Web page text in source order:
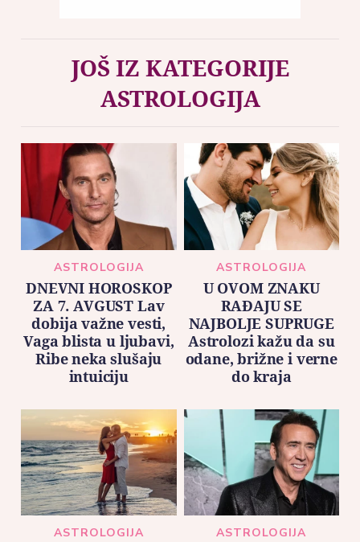
JOŠ IZ KATEGORIJE
ASTROLOGIJA
ASTROLOGIJA
DNEVNI HOROSKOP
ZA 7. AVGUST Lav
dobija važne vesti,
Vaga blista u ljubavi,
Ribe neka slušaju
intuiciju
ASTROLOGIJA
U OVOM ZNAKU
RAĐAJU SE
NAJBOLJE SUPRUGE
Astrolozi kažu da su
odane, brižne i verne
do kraja
ASTROLOGIJA ASTROLOGIJA